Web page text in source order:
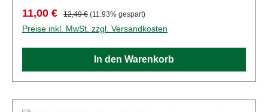
4001738014716Produktart: GrubenbahnSpur:
H0Maßstab: 1:87Altersempfehlung: ab 14
JahrenWEEE-Nr.: DE 41143719
Verkaufspreis:
11,00 € Regulärer Preis:
12,49 € (11.93% gespart)
Preise inkl. MwSt. zzgl. Versandkosten
In den Warenkorb